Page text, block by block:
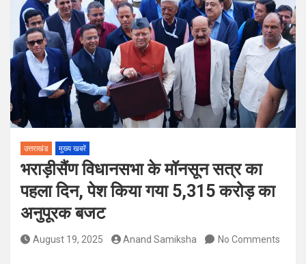
पदों पर होगा चयन
विश्व संस्कृत दिवस से पूर्व, उत्तराखण्ड ने वैश्विक स्तर पर संस्कृत के प्रसार
को दिया नया आयाम
उत्तराखंड मुख्य खबरें
भराड़ीसैंण विधानसभा के मॉनसून सत्र का
पहला दिन, पेश किया गया 5,315 करोड़ का
अनुपूरक बजट
August 19, 2025 Anand Samiksha No Comments